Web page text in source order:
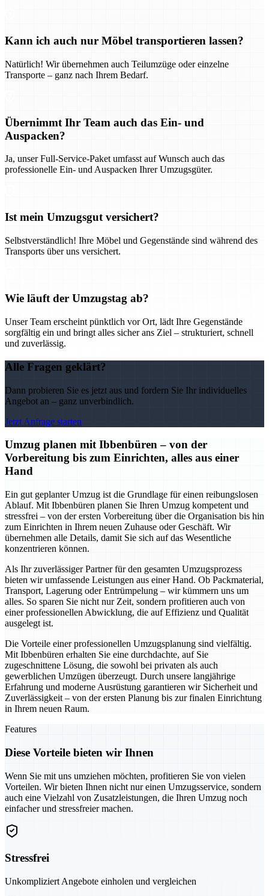
Kann ich auch nur Möbel transportieren lassen?
Natürlich! Wir übernehmen auch Teilumzüge oder einzelne
Transporte – ganz nach Ihrem Bedarf.
Übernimmt Ihr Team auch das Ein- und
Auspacken?
Ja, unser Full-Service-Paket umfasst auf Wunsch auch das
professionelle Ein- und Auspacken Ihrer Umzugsgüter.
Ist mein Umzugsgut versichert?
Selbstverständlich! Ihre Möbel und Gegenstände sind während des
Transports über uns versichert.
Wie läuft der Umzugstag ab?
Unser Team erscheint pünktlich vor Ort, lädt Ihre Gegenstände
sorgfältig ein und bringt alles sicher ans Ziel – strukturiert, schnell
und zuverlässig.
Alle Fragen geklärt?
Dann probieren Sie es jetzt aus und fordern Sie Ihr individuelles
Angebot an – ganz unverbindlich.
Jetzt Anfrage starten
Umzug planen mit Ibbenbüren – von der
Vorbereitung bis zum Einrichten, alles aus einer
Hand
Ein gut geplanter Umzug ist die Grundlage für einen reibungslosen
Ablauf. Mit Ibbenbüren planen Sie Ihren Umzug kompetent und
stressfrei – von der ersten Vorbereitung über die Organisation bis hin
zum Einrichten in Ihrem neuen Zuhause oder Geschäft. Wir
übernehmen alle Details, damit Sie sich auf das Wesentliche
konzentrieren können.
Als Ihr zuverlässiger Partner für den gesamten Umzugsprozess
bieten wir umfassende Leistungen aus einer Hand. Ob Packmaterial,
Transport, Lagerung oder Entrümpelung – wir kümmern uns um
alles. So sparen Sie nicht nur Zeit, sondern profitieren auch von
einer professionellen Abwicklung, die auf Effizienz und Qualität
ausgelegt ist.
Die Vorteile einer professionellen Umzugsplanung sind vielfältig.
Mit Ibbenbüren erhalten Sie eine durchdachte, auf Sie
zugeschnittene Lösung, die sowohl bei privaten als auch
gewerblichen Umzügen überzeugt. Durch unsere langjährige
Erfahrung und moderne Ausrüstung garantieren wir Sicherheit und
Zuverlässigkeit – von der ersten Planung bis zur finalen Einrichtung
in Ihrem neuen Raum.
Features
Diese Vorteile bieten wir Ihnen
Wenn Sie mit uns umziehen möchten, profitieren Sie von vielen
Vorteilen. Wir bieten Ihnen nicht nur einen Umzugsservice, sondern
auch eine Vielzahl von Zusatzleistungen, die Ihren Umzug noch
einfacher und stressfreier machen.
Stressfrei
Unkompliziert Angebote einholen und vergleichen